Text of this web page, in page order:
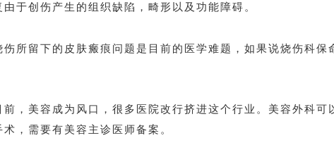
于创伤产生的组织缺陷，畸形以及功能障碍。
所留下的皮肤瘢痕问题是目前的医学难题，如果说烧伤科保
，美容成为风口，很多医院改行挤进这个行业。美容外科可
，需要有美容主诊医师备案。